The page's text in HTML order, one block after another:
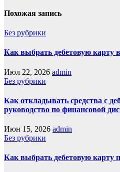
Похожая запись
Без рубрики
Как выбрать дебетовую карту
Июл 22, 2026 admin
Без рубрики
Как откладывать средства с
руководство по финансовой
Июн 15, 2026 admin
Без рубрики
Как выбрать дебетовую карту